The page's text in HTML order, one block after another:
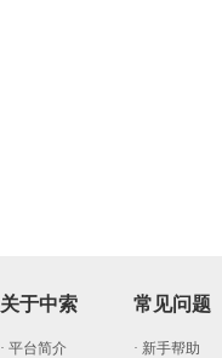
关于中索
· 平台简介
常见问题
· 新手帮助